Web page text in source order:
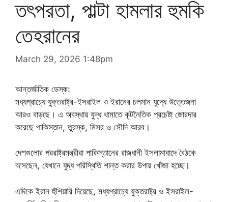
তৎপরতা, পাল্টা হামলার হুমকি
তেহরানের
March 29, 2026 1:48pm
আন্তর্জাতিক ডেস্ক:
মধ্যপ্রাচ্যে যুক্তরাষ্ট্র-ইসরাইল ও ইরানের চলমান যুদ্ধে উত্তেজনা
আরও বাড়ছে। এ অবস্থায় যুদ্ধ থামাতে কূটনৈতিক প্রচেষ্টা জোরদার
করেছে পাকিস্তান, তুরস্ক, মিসর ও সৌদি আরব।
দেশগুলোর পররাষ্ট্রমন্ত্রীরা পাকিস্তানের রাজধানী ইসলামাবাদে বৈঠকে
বসেছেন, যেখানে যুদ্ধ পরিস্থিতি শান্ত করার উপায় খোঁজা হচ্ছে।
এদিকে ইরান হুঁশিয়ারি দিয়েছে, মধ্যপ্রাচ্যে যুক্তরাষ্ট্র ও ইসরাইল-